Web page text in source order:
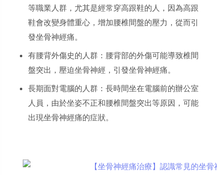
等職業人群，尤其是經常穿高跟鞋的人，因為高跟
鞋會改變身體重心，增加腰椎間盤的壓力，從而引
發坐骨神經痛。
有腰背外傷史的人群：腰背部的外傷可能導致椎間
盤突出，壓迫坐骨神經，引發坐骨神經痛。
長期面對電腦的人群：長時間坐在電腦前的辦公室
人員，由於坐姿不正和腰椎間盤突出等原因，可能
出現坐骨神經痛的症狀。